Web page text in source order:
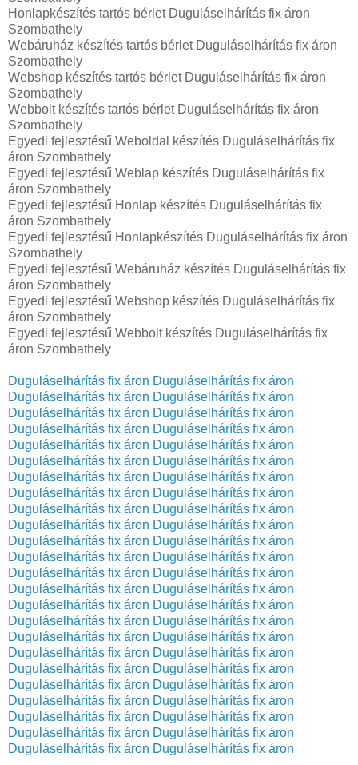
Honlapkészítés tartós bérlet Duguláselhárítás fix áron
Szombathely
Webáruház készítés tartós bérlet Duguláselhárítás fix áron
Szombathely
Webshop készítés tartós bérlet Duguláselhárítás fix áron
Szombathely
Webbolt készítés tartós bérlet Duguláselhárítás fix áron
Szombathely
Egyedi fejlesztésű Weboldal készítés Duguláselhárítás fix
áron Szombathely
Egyedi fejlesztésű Weblap készítés Duguláselhárítás fix
áron Szombathely
Egyedi fejlesztésű Honlap készítés Duguláselhárítás fix
áron Szombathely
Egyedi fejlesztésű Honlapkészítés Duguláselhárítás fix áron
Szombathely
Egyedi fejlesztésű Webáruház készítés Duguláselhárítás fix
áron Szombathely
Egyedi fejlesztésű Webshop készítés Duguláselhárítás fix
áron Szombathely
Egyedi fejlesztésű Webbolt készítés Duguláselhárítás fix
áron Szombathely
Duguláselhárítás fix áron Duguláselhárítás fix áron
Duguláselhárítás fix áron Duguláselhárítás fix áron
Duguláselhárítás fix áron Duguláselhárítás fix áron
Duguláselhárítás fix áron Duguláselhárítás fix áron
Duguláselhárítás fix áron Duguláselhárítás fix áron
Duguláselhárítás fix áron Duguláselhárítás fix áron
Duguláselhárítás fix áron Duguláselhárítás fix áron
Duguláselhárítás fix áron Duguláselhárítás fix áron
Duguláselhárítás fix áron Duguláselhárítás fix áron
Duguláselhárítás fix áron Duguláselhárítás fix áron
Duguláselhárítás fix áron Duguláselhárítás fix áron
Duguláselhárítás fix áron Duguláselhárítás fix áron
Duguláselhárítás fix áron Duguláselhárítás fix áron
Duguláselhárítás fix áron Duguláselhárítás fix áron
Duguláselhárítás fix áron Duguláselhárítás fix áron
Duguláselhárítás fix áron Duguláselhárítás fix áron
Duguláselhárítás fix áron Duguláselhárítás fix áron
Duguláselhárítás fix áron Duguláselhárítás fix áron
Duguláselhárítás fix áron Duguláselhárítás fix áron
Duguláselhárítás fix áron Duguláselhárítás fix áron
Duguláselhárítás fix áron Duguláselhárítás fix áron
Duguláselhárítás fix áron Duguláselhárítás fix áron
Duguláselhárítás fix áron Duguláselhárítás fix áron
Duguláselhárítás fix áron Duguláselhárítás fix áron